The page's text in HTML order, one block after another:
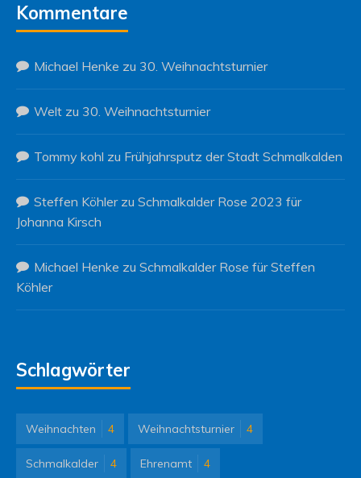
Kommentare
Michael Henke zu 30. Weihnachtsturnier
Welt zu 30. Weihnachtsturnier
Tommy kohl zu Frühjahrsputz der Stadt Schmalkalden
Steffen Köhlerzu Schmalkalder Rose 2023 für
Johanna Kirsch
Michael Henke zu Schmalkalder Rose für Steffen
Köhler
Schlagwörter
Weihnachten 4 Weihnachtsturnier 4
Schmalkalder 4 Ehrenamt 4